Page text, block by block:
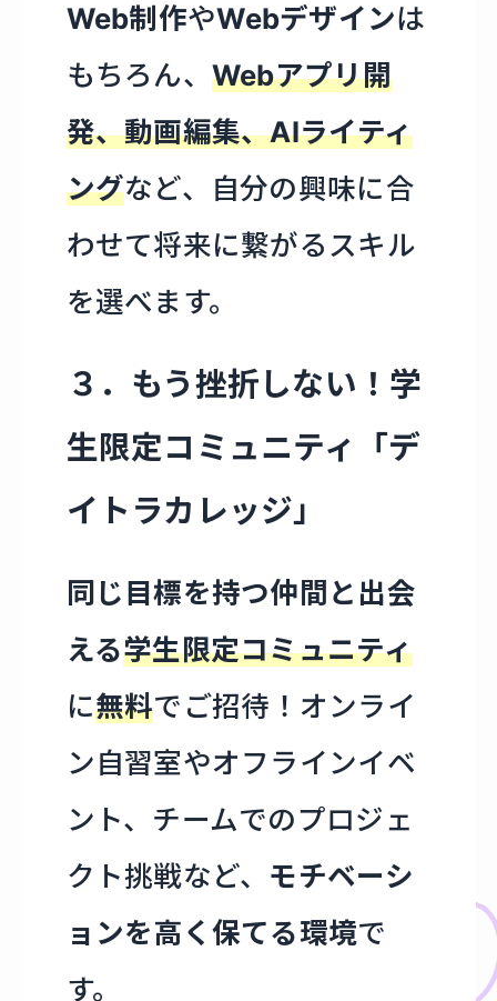
Web制作やWebデザインは
もちろん、 Webアプリ開
発、動画編集、AIライティ
ングなど、自分の興味に合
わせて将来に繋がるスキル
を選べます。
３．もう挫折しない！学
生限定コミュニティ「デ
イトラカレッジ」
同じ目標を持つ仲間と出会
える学生限定コミュニティ
に無料でご招待！オンライ
ン自習室やオフラインイベ
ント、チームでのプロジェ
クト挑戦など、 モチベーシ
ョンを高く保てる環境で
す。